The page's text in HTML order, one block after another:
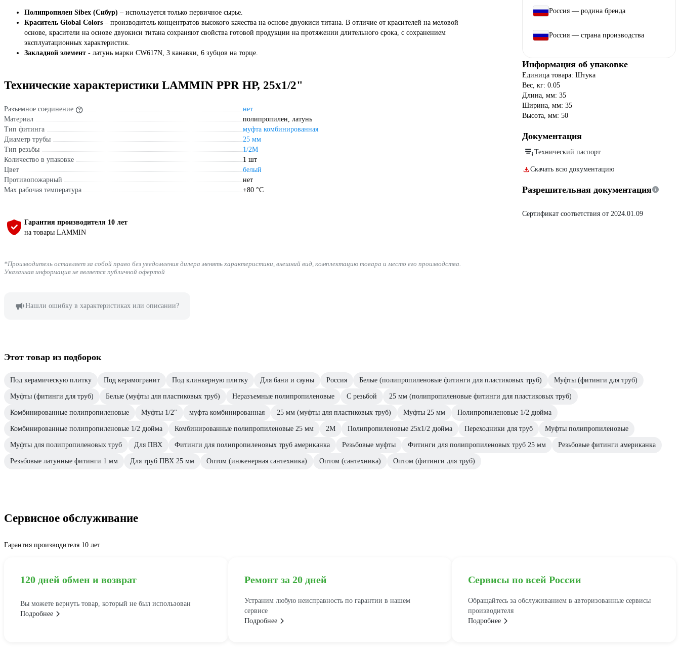
Полипропилен Sibex (Сибур) – используется только первичное сырье.
Краситель Global Colors – производитель концентратов высокого качества на основе двуокиси титана. В отличие от красителей на меловой
основе, красители на основе двуокиси титана сохраняют свойства готовой продукции на протяжении длительного срока, с сохранением
эксплуатационных характеристик.
Закладной элемент - латунь марки CW617N, 3 канавки, 6 зубцов на торце.
Технические характеристики LAMMIN PPR НР, 25х1/2"
Разъемное соединение
нет
Материал
полипропилен, латунь
Тип фитинга
муфта комбинированная
Диаметр трубы
25 мм
Тип резьбы
1/2M
Количество в упаковке
1 шт
Цвет
белый
Противопожарный
нет
Max рабочая температура
+80 °С
Гарантия производителя 10 лет
на товары LAMMIN
*Производитель оставляет за собой право без уведомления дилера менять характеристики, внешний вид, комплектацию товара и место его производства.
Указанная информация не является публичной офертой
Нашли ошибку в характеристиках или описании?
Россия — родина бренда
Россия — страна производства
Информация об упаковке
Единица товара: Штука
Вес, кг: 0.05
Длина, мм: 35
Ширина, мм: 35
Высота, мм: 50
Документация
Технический паспорт
Скачать всю документацию
Разрешительная документация
Сертификат соответствия от 2024.01.09
Этот товар из подборок
Под керамическую плитку Под керамогранит Под клинкерную плитку Для бани и сауны Россия Белые (полипропиленовые фитинги для пластиковых труб) Муфты (фитинги для труб)
Муфты (фитинги для труб) Белые (муфты для пластиковых труб) Неразъемные полипропиленовые С резьбой 25 мм (полипропиленовые фитинги для пластиковых труб)
Комбинированные полипропиленовые Муфты 1/2" муфта комбинированная 25 мм (муфты для пластиковых труб) Муфты 25 мм Полипропиленовые 1/2 дюйма
Комбинированные полипропиленовые 1/2 дюйма Комбинированные полипропиленовые 25 мм 2M Полипропиленовые 25х1/2 дюйма Переходники для труб Муфты полипропиленовые
Муфты для полипропиленовых труб Для ПВХ Фитинги для полипропиленовых труб американка Резьбовые муфты Фитинги для полипропиленовых труб 25 мм Резьбовые фитинги американка
Резьбовые латунные фитинги 1 мм Для труб ПВХ 25 мм Оптом (инженерная сантехника) Оптом (сантехника) Оптом (фитинги для труб)
Сервисное обслуживание
Гарантия производителя 10 лет
120 дней обмен и возврат
Вы можете вернуть товар, который не был использован
Подробнее
Ремонт за 20 дней
Устраним любую неисправность по гарантии в нашем
сервисе
Подробнее
Сервисы по всей России
Обращайтесь за обслуживанием в авторизованные сервисы
производителя
Подробнее